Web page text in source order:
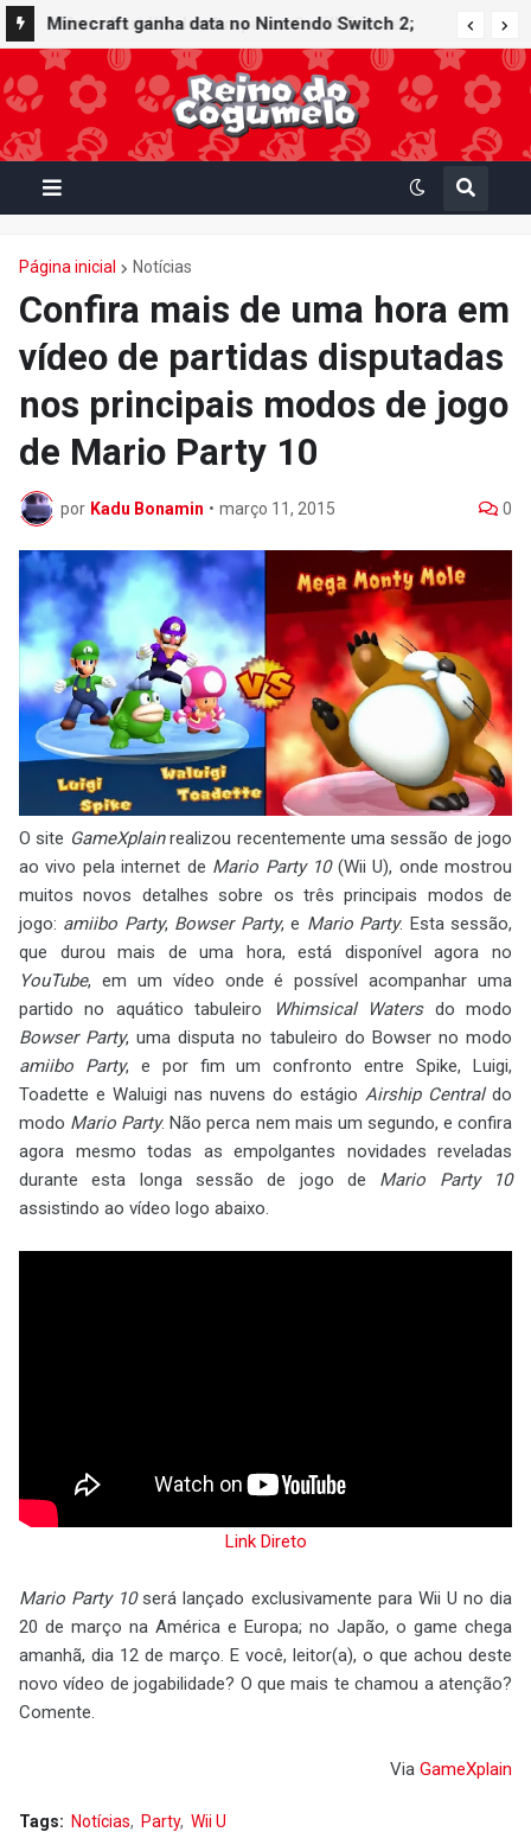
Minecraft ganha data no Nintendo Switch 2;
Super Mario Mash-Up receberá atualização
gráfica exclusiva
Página inicial Notícias
Confira mais de uma hora em
vídeo de partidas disputadas
nos principais modos de jogo
de Mario Party 10
por Kadu Bonamin • março 11, 2015 0
O site GameXplainrealizou recentemente uma sessão de jogo
ao vivo pela internet de Mario Party 10(Wii U), onde mostrou
muitos novos detalhes sobre os três principais modos de
jogo: amiibo Party, Bowser Party, e Mario Party. Esta sessão,
que durou mais de uma hora, está disponível agora no
YouTube, em um vídeo onde é possível acompanhar uma
partido no aquático tabuleiro
Whimsical Watersdo modo
Bowser Party, uma disputa no tabuleiro do Bowser no modo
amiibo Party, e por fim um confronto entre Spike, Luigi,
Toadette e Waluigi nas nuvens do estágio Airship Centraldo
modo Mario Party. Não perca nem mais um segundo, e confira
agora mesmo todas as empolgantes novidades reveladas
durante esta longa sessão de jogo de Mario Party 10
assistindo ao vídeo logo abaixo.
Link Direto
Mario Party 10será lançado exclusivamente para Wii U no dia
20 de março na América e Europa; no Japão, o game chega
amanhã, dia 12 de março. E você, leitor(a), o que achou deste
novo vídeo de jogabilidade? O que mais te chamou a atenção?
Comente.
Via GameXplain
Tags: Notícias Party Wii U